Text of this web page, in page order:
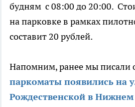
будням с 08:00 до 20:00.
на парковке в рамках
составит 20 рублей.
Напомним, ранее мы писали
паркоматы появились на
Рождественской в Нижнем